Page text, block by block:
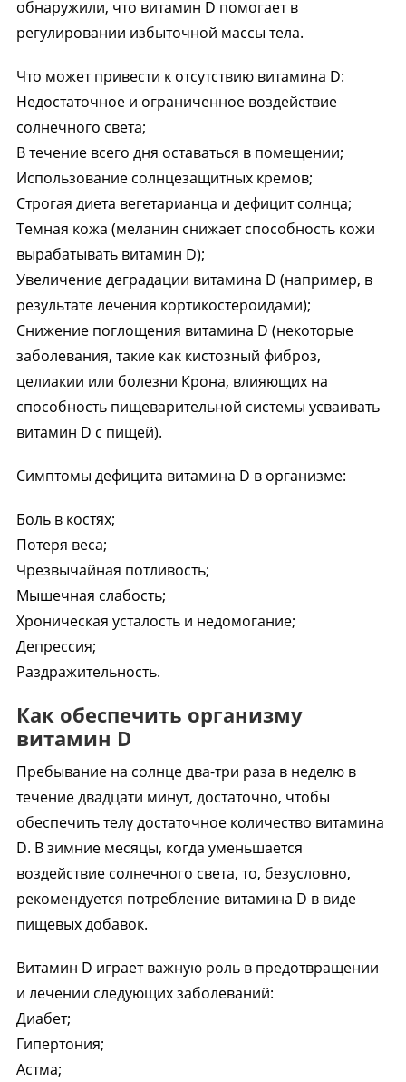
обнаружили, что витамин D помогает в
регулировании избыточной массы тела.
Что может привести к отсутствию витамина D:
Недостаточное и ограниченное воздействие
солнечного света;
В течение всего дня оставаться в помещении;
Использование солнцезащитных кремов;
Строгая диета вегетарианца и дефицит солнца;
Темная кожа (меланин снижает способность кожи
вырабатывать витамин D);
Увеличение деградации витамина D (например, в
результате лечения кортикостероидами);
Снижение поглощения витамина D (некоторые
заболевания, такие как кистозный фиброз,
целиакии или болезни Крона, влияющих на
способность пищеварительной системы усваивать
витамин D с пищей).
Симптомы дефицита витамина D в организме:
Боль в костях;
Потеря веса;
Чрезвычайная потливость;
Мышечная слабость;
Хроническая усталость и недомогание;
Депрессия;
Раздражительность.
Как обеспечить организму
витамин D
Пребывание на солнце два-три раза в неделю в
течение двадцати минут, достаточно, чтобы
обеспечить телу достаточное количество витамина
D. В зимние месяцы, когда уменьшается
воздействие солнечного света, то, безусловно,
рекомендуется потребление витамина D в виде
пищевых добавок.
Витамин D играет важную роль в предотвращении
и лечении следующих заболеваний:
Диабет;
Гипертония;
Астма;